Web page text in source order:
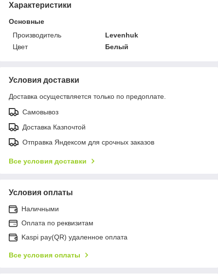
Характеристики
Основные
Производитель
Levenhuk
Цвет
Белый
Условия доставки
Доставка осуществляется только по предоплате.
Самовывоз
Доставка Казпочтой
Отправка Яндексом для срочных заказов
Все условия доставки
Условия оплаты
Наличными
Оплата по реквизитам
Kaspi pay(QR) удаленное оплата
Все условия оплаты